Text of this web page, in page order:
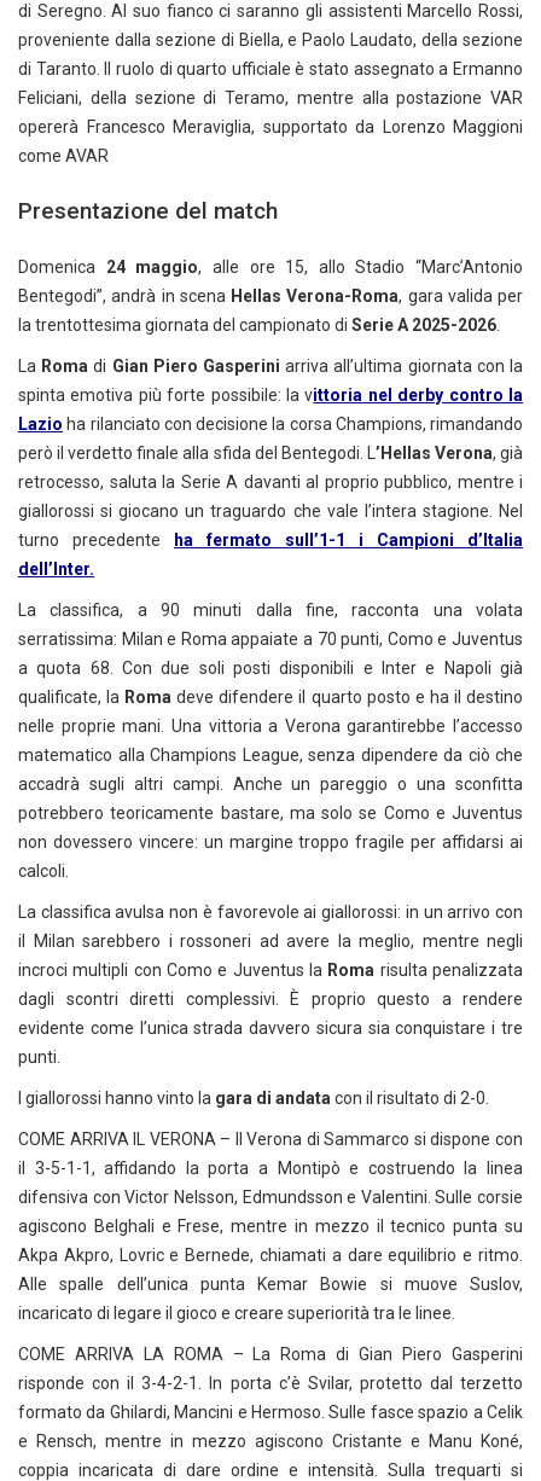
di Seregno. Al suo fianco ci saranno gli assistenti Marcello Rossi,
proveniente dalla sezione di Biella, e Paolo Laudato, della sezione
di Taranto. Il ruolo di quarto ufficiale è stato assegnato a Ermanno
Feliciani, della sezione di Teramo, mentre alla postazione VAR
opererà Francesco Meraviglia, supportato da Lorenzo Maggioni
come AVAR
Presentazione del match
Domenica 24 maggio, alle ore 15, allo Stadio “Marc’Antonio
Bentegodi”, andrà in scena Hellas Verona-Roma, gara valida per
la trentottesima giornata del campionato di Serie A 2025-2026
La Roma di Gian Piero Gasperini arriva all’ultima giornata con la
spinta emotiva più forte possibile: la vittoria nel derby contro la
Lazio ha rilanciato con decisione la corsa Champions, rimandando
però il verdetto finale alla sfida del Bentegodi. L ’Hellas Verona, già
retrocesso, saluta la Serie A davanti al proprio pubblico, mentre i
giallorossi si giocano un traguardo che vale l’intera stagione. Nel
turno precedente
ha fermato sull’1-1 i Campioni d’Italia
dell’Inter.
La classifica, a 90 minuti dalla fine, racconta una volata
serratissima: Milan e Roma appaiate a 70 punti, Como e Juventus
a quota 68. Con due soli posti disponibili e Inter e Napoli già
qualificate, la Roma deve difendere il quarto posto e ha il destino
nelle proprie mani. Una vittoria a Verona garantirebbe l’accesso
matematico alla Champions League, senza dipendere da ciò che
accadrà sugli altri campi. Anche un pareggio o una sconfitta
potrebbero teoricamente bastare, ma solo se Como e Juventus
non dovessero vincere: un margine troppo fragile per affidarsi ai
calcoli.
La classifica avulsa non è favorevole ai giallorossi: in un arrivo con
il Milan sarebbero i rossoneri ad avere la meglio, mentre negli
incroci multipli con Como e Juventus la Roma risulta penalizzata
dagli scontri diretti complessivi. È proprio questo a rendere
evidente come l’unica strada davvero sicura sia conquistare i tre
punti.
I giallorossi hanno vinto la gara di andata con il risultato di 2-0.
COME ARRIVA IL VERONA – Il Verona di Sammarco si dispone con
il 3-5-1-1, affidando la porta a Montipò e costruendo la linea
difensiva con Victor Nelsson, Edmundsson e Valentini. Sulle corsie
agiscono Belghali e Frese, mentre in mezzo il tecnico punta su
Akpa Akpro, Lovric e Bernede, chiamati a dare equilibrio e ritmo.
Alle spalle dell’unica punta Kemar Bowie si muove Suslov,
incaricato di legare il gioco e creare superiorità tra le linee.
COME ARRIVA LA ROMA – La Roma di Gian Piero Gasperini
risponde con il 3-4-2-1. In porta c’è Svilar, protetto dal terzetto
formato da Ghilardi, Mancini e Hermoso. Sulle fasce spazio a Celik
e Rensch, mentre in mezzo agiscono Cristante e Manu Koné,
coppia incaricata di dare ordine e intensità. Sulla trequarti si